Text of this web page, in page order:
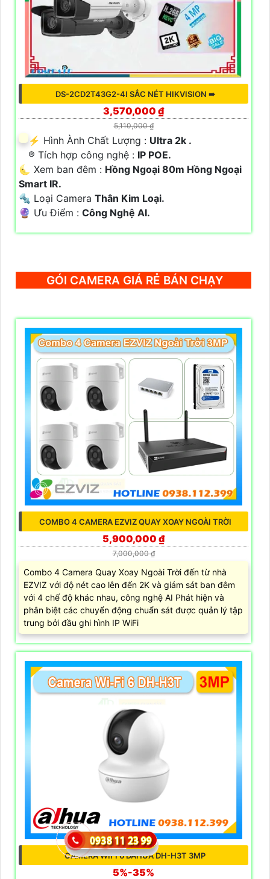
DS-2CD2T43G2-4I SẮC NÉT HIKVISION ➠
3,570,000 ₫
5,110,000 ₫
️⚡ Hình Ành Chất Lượng : Ultra 2k .
®️ Tích hợp công nghệ : IP POE.
🌜 Xem ban đêm : Hồng Ngoại 80m Hồng Ngoại
Smart IR.
🔩 Loại Camera Thân Kim Loại.
️🔮 Ưu Điểm : Công Nghệ AI.
GÓI CAMERA GIÁ RẺ BÁN CHẠY
COMBO 4 CAMERA EZVIZ QUAY XOAY NGOÀI TRỜI
5,900,000 ₫
7,000,000 ₫
Combo 4 Camera Quay Xoay Ngoài Trời đến từ nhà
EZVIZ với độ nét cao lên đến 2K và giám sát ban đêm
với 4 chế độ khác nhau, công nghệ AI Phát hiện và
phân biệt các chuyển động chuẩn sát được quản lý tập
trung bởi đầu ghi hình IP WiFi
CAMERA WIFI 6 DAHUA DH-H3T 3MP
5%-35%